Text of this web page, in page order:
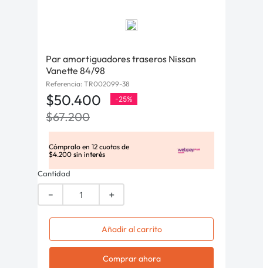
Par amortiguadores traseros Nissan
Vanette 84/98
Referencia: TR002099-38
$50.400 -25%
$67.200
Cómpralo en 12 cuotas de
$4.200 sin interés
Cantidad
＋
－
Añadir al carrito
Comprar ahora